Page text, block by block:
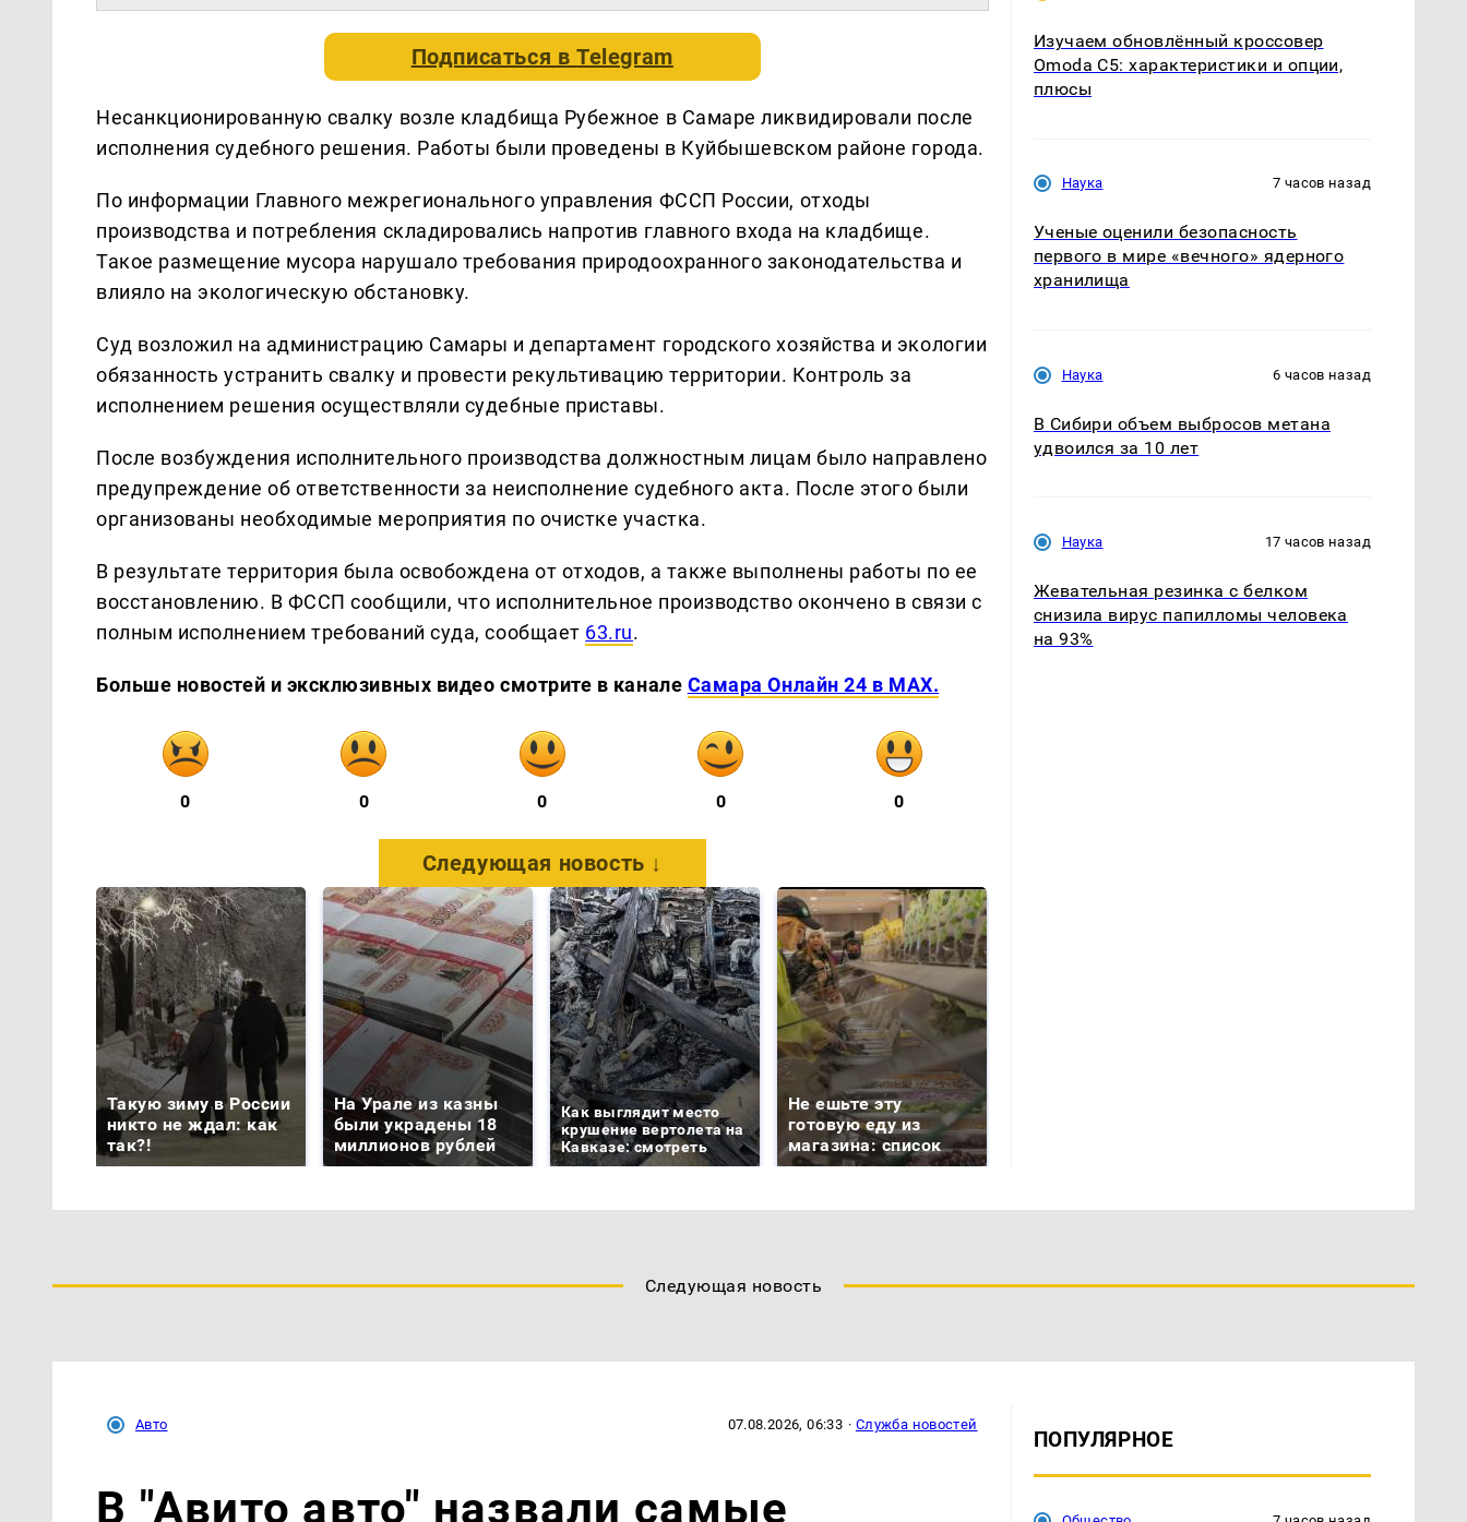
Подписаться вTelegram
Несанкционированную свалку возле кладбища Рубежное в Самаре ликвидировали после
исполнения судебного решения. Работы были проведены в Куйбышевском районе города.
По информации Главного межрегионального управления ФССП России, отходы
производства и потребления складировались напротив главного входа на кладбище.
Такое размещение мусора нарушало требования природоохранного законодательства и
влияло на экологическую обстановку.
Суд возложил на администрацию Самары и департамент городского хозяйства и экологии
обязанность устранить свалку и провести рекультивацию территории. Контроль за
исполнением решения осуществляли судебные приставы.
После возбуждения исполнительного производства должностным лицам было направлено
предупреждение об ответственности за неисполнение судебного акта. После этого были
организованы необходимые мероприятия по очистке участка.
В результате территория была освобождена от отходов, а также выполнены работы по ее
восстановлению. В ФССП сообщили, что исполнительное производство окончено в связи с
полным исполнением требований суда, сообщает 63.ru.
Больше новостей и эксклюзивных видео смотрите в канале Самара Онлайн 24 в MAX.
0 0 0 0 0
Следующая новость ↓
Такую зиму в России
никто не ждал: как
так?!
На Урале из казны
были украдены 18
миллионов рублей
Как выглядит место
крушение вертолета на
Кавказе: смотреть
Не ешьте эту
готовую еду из
магазина: список
Изучаем обновлённый кроссовер
Omoda C5: характеристики и опции,
плюсы
Наука 7 часов назад
Ученые оценили безопасность
первого в мире «вечного» ядерного
хранилища
Наука 6 часов назад
В Сибири объем выбросов метана
удвоился за 10 лет
Наука 17 часов назад
Жевательная резинка с белком
снизила вирус папилломы человека
на 93%
Следующая новость
Авто 07.08.2026, 06:33 · Служба новостей
В "Авито авто" назвали самые
ПОПУЛЯРНОЕ